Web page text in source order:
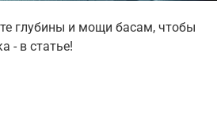
глубины и мощи басам, чтобы
- в статье!